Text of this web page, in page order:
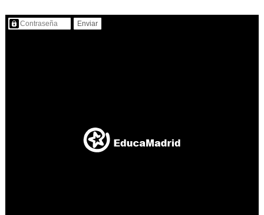
Contenido protegido…